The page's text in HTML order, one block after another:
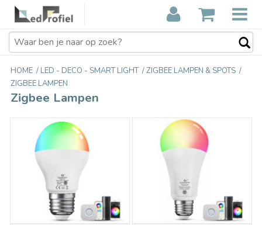
HOME / LED - DECO - SMART LIGHT /ZIGBEE LAMPEN & SPOTS /
ZIGBEE LAMPEN
Zigbee Lampen